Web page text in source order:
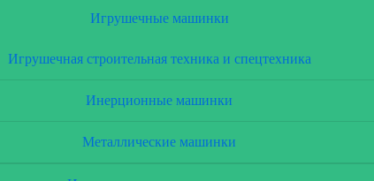
Игрушечные машинки
Игрушечная строительная техника и спецтехника
Инерционные машинки
Металлические машинки